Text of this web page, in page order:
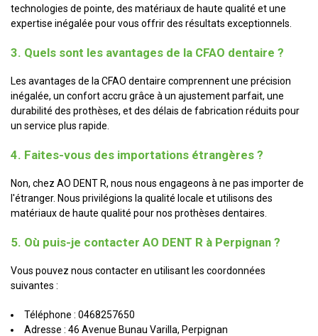
technologies de pointe, des matériaux de haute qualité et une
expertise inégalée pour vous offrir des résultats exceptionnels.
3. Quels sont les avantages de la CFAO dentaire ?
Les avantages de la CFAO dentaire comprennent une précision
inégalée, un confort accru grâce à un ajustement parfait, une
durabilité des prothèses, et des délais de fabrication réduits pour
un service plus rapide.
4. Faites-vous des importations étrangères ?
Non, chez AO DENT R, nous nous engageons à ne pas importer de
l'étranger. Nous privilégions la qualité locale et utilisons des
matériaux de haute qualité pour nos prothèses dentaires.
5. Où puis-je contacter AO DENT R à Perpignan ?
Vous pouvez nous contacter en utilisant les coordonnées
suivantes :
Téléphone : 0468257650
Adresse : 46 Avenue Bunau Varilla, Perpignan